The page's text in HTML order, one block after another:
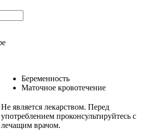
Беременность
Маточное кровотечение
Не является лекарством. Перед
употреблением проконсультируйтесь с
лечащим врачом.